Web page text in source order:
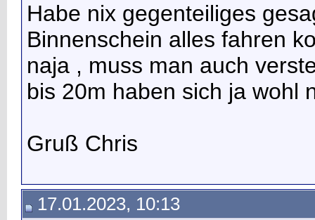
Habe nix gegenteiliges
Binnenschein alles fahren
naja , muss man auch
bis 20m haben sich ja wohl
Gruß Chris
17.01.2023, 10:13